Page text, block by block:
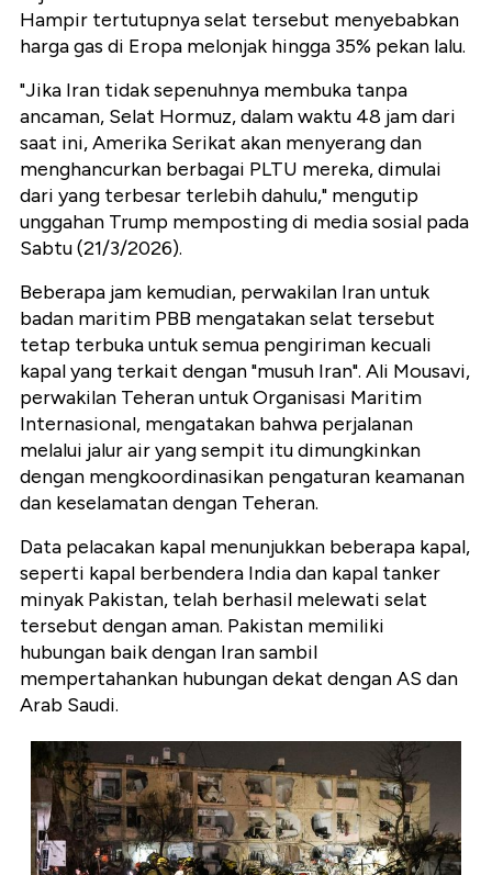
Hampir tertutupnya selat tersebut menyebabkan
harga gas di Eropa melonjak hingga 35% pekan lalu.
"Jika Iran tidak sepenuhnya membuka tanpa
ancaman, Selat Hormuz, dalam waktu 48 jam dari
saat ini, Amerika Serikat akan menyerang dan
menghancurkan berbagai PLTU mereka, dimulai
dari yang terbesar terlebih dahulu," mengutip
unggahan Trump memposting di media sosial pada
Sabtu (21/3/2026).
Beberapa jam kemudian, perwakilan Iran untuk
badan maritim PBB mengatakan selat tersebut
tetap terbuka untuk semua pengiriman kecuali
kapal yang terkait dengan "musuh Iran". Ali Mousavi,
perwakilan Teheran untuk Organisasi Maritim
Internasional, mengatakan bahwa perjalanan
melalui jalur air yang sempit itu dimungkinkan
dengan mengkoordinasikan pengaturan keamanan
dan keselamatan dengan Teheran.
Data pelacakan kapal menunjukkan beberapa kapal,
seperti kapal berbendera India dan kapal tanker
minyak Pakistan, telah berhasil melewati selat
tersebut dengan aman. Pakistan memiliki
hubungan baik dengan Iran sambil
mempertahankan hubungan dekat dengan AS dan
Arab Saudi.